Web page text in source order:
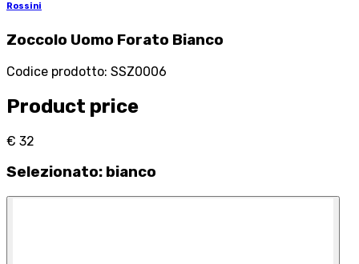
Rossini
Zoccolo Uomo Forato Bianco
Codice prodotto: SSZ0006
Product price
€ 32
Selezionato: bianco